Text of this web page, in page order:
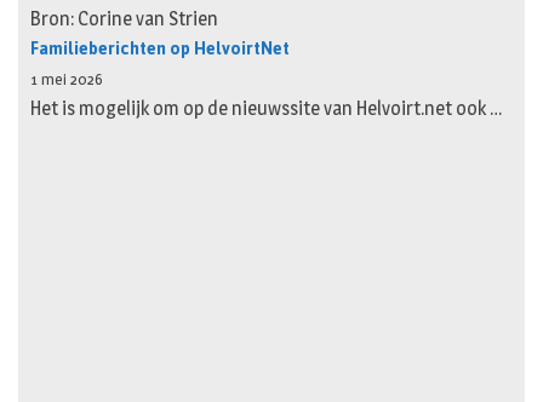
Bron: Corine van Strien
Familieberichten op HelvoirtNet
1 mei 2026
Het is mogelijk om op de nieuwssite van Helvoirt.net ook …